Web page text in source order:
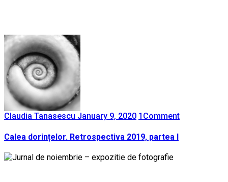
Claudia Tanasescu January 9, 2020 1 Comment
Calea dorințelor. Retrospectiva 2019, partea I